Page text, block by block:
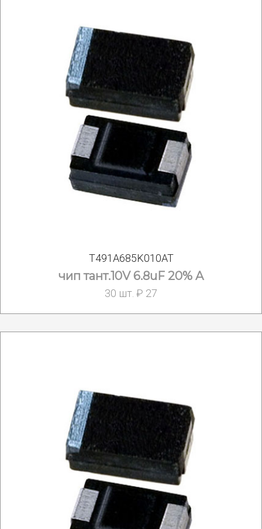
T491A685K010AT
чип тант.10V 6.8uF 20% A
30 шт. ₽ 27